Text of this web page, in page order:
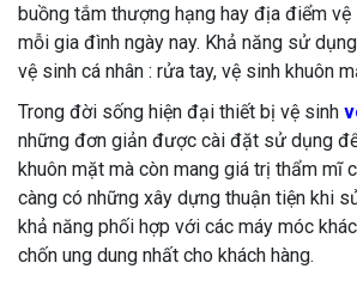
buồng tắm thượng hạng hay địa điểm
mỗi gia đình ngày nay. Khả năng sử
vệ sinh cá nhân : rửa tay, vệ sinh khuôn
Trong đời sống hiện đại thiết bị vệ sinh
những đơn giản được cài đặt sử dụng
khuôn mặt mà còn mang giá trị thẩm mĩ
càng có những xây dựng thuận tiện khi
khả năng phối hợp với các máy móc
chốn ung dung nhất cho khách hàng.